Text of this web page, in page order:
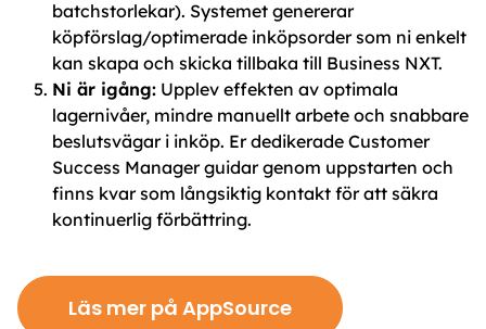
batchstorlekar). Systemet genererar
köpförslag/optimerade inköpsorder som ni enkelt
kan skapa och skicka tillbaka till Business NXT.
Ni är igång: Upplev effekten av optimala
lagernivåer, mindre manuellt arbete och snabbare
beslutsvägar i inköp. Er dedikerade Customer
Success Manager guidar genom uppstarten och
finns kvar som långsiktig kontakt för att säkra
kontinuerlig förbättring.
Läs mer på AppSource